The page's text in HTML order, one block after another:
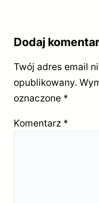
Dodaj
Twój adres email
opublikowany.
oznaczone *
Komentarz *